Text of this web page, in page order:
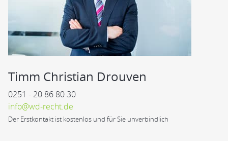
Timm Christian Drouven
0251 - 20 86 80 30
info@wd-recht.de
Der Erstkontakt ist kostenlos und für Sie unverbindlich